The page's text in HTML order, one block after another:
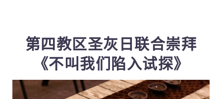
第四教区圣灰日联合崇拜
《不叫我们陷入试探》